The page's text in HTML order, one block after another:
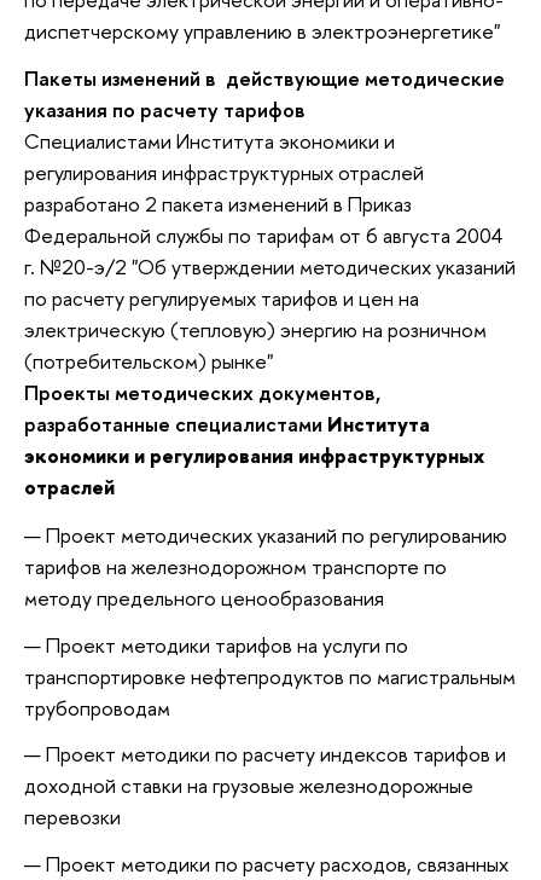
диспетчерскому управлению в электроэнергетике"
Пакеты изменений в действующие методические
указания по расчету тарифов
Специалистами Института экономики и
регулирования инфраструктурных отраслей
разработано 2 пакета изменений в Приказ
Федеральной службы по тарифам от 6 августа 2004
г. №20-э/2 "Об утверждении методических указаний
по расчету регулируемых тарифов и цен на
электрическую (тепловую) энергию на розничном
(потребительском) рынке"
Проекты методических документов,
разработанные специалистами Института
экономики и регулирования инфраструктурных
отраслей
Проект методических указаний по регулированию
тарифов на железнодорожном транспорте по
методу предельного ценообразования
Проект методики тарифов на услуги по
транспортировке нефтепродуктов по магистральным
трубопроводам
Проект методики по расчету индексов тарифов и
доходной ставки на грузовые железнодорожные
перевозки
Проект методики по расчету расходов, связанных